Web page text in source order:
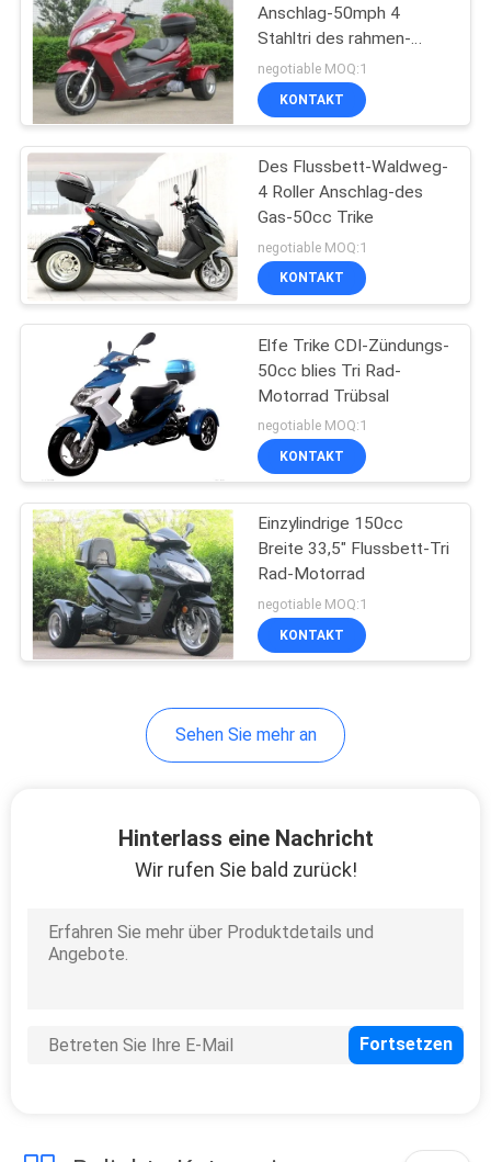
Erwachsener
Motorrad Roller
Mini Motorroller
250cc Zerhacker
Motorrad
Schmutz-Fahrrad-
Anschlag-50mph 4
Stahltri des rahmen-
150cc
negotiable MOQ:1
KONTAKT
Des Flussbett-Waldweg-
4 Roller Anschlag-des
Gas-50cc Trike
negotiable MOQ:1
KONTAKT
Elfe Trike CDI-Zündungs-
50cc blies Tri Rad-
Motorrad Trübsal
negotiable MOQ:1
KONTAKT
Einzylindrige 150cc
Breite 33,5" Flussbett-Tri
Rad-Motorrad
negotiable MOQ:1
KONTAKT
Sehen Sie mehr an
Hinterlass eine Nachricht
Wir rufen Sie bald zurück!